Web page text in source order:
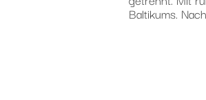
Baltikums.